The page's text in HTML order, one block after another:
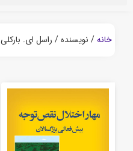
خانه/ نویسنده / راسل ای. بارکلی